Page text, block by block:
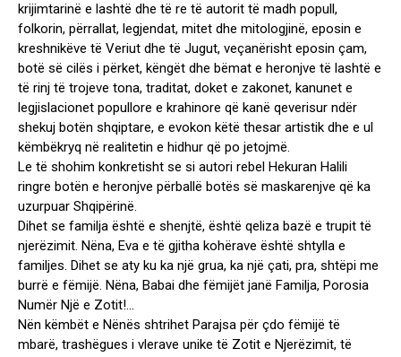
krijimtarinë e lashtë dhe të re të autorit të madh popull,
folkorin, përrallat, legjendat, mitet dhe mitologjinë, eposin e
kreshnikëve të Veriut dhe të Jugut, veçanërisht eposin çam,
botë së cilës i përket, këngët dhe bëmat e heronjve të lashtë e
të rinj të trojeve tona, traditat, doket e zakonet, kanunet e
legjislacionet popullore e krahinore që kanë qeverisur ndër
shekuj botën shqiptare, e evokon këtë thesar artistik dhe e ul
këmbëkryq në realitetin e hidhur që po jetojmë.
Le të shohim konkretisht se si autori rebel Hekuran Halili
ringre botën e heronjve përballë botës së maskarenjve që ka
uzurpuar Shqipërinë.
Dihet se familja është e shenjtë, është qeliza bazë e trupit të
njerëzimit. Nëna, Eva e të gjitha kohërave është shtylla e
familjes. Dihet se aty ku ka një grua, ka një çati, pra, shtëpi me
burrë e fëmijë. Nëna, Babai dhe fëmijët janë Familja, Porosia
Numër Një e Zotit!…
Nën këmbët e Nënës shtrihet Parajsa për çdo fëmijë të
mbarë, trashëgues i vlerave unike të Zotit e Njerëzimit, të